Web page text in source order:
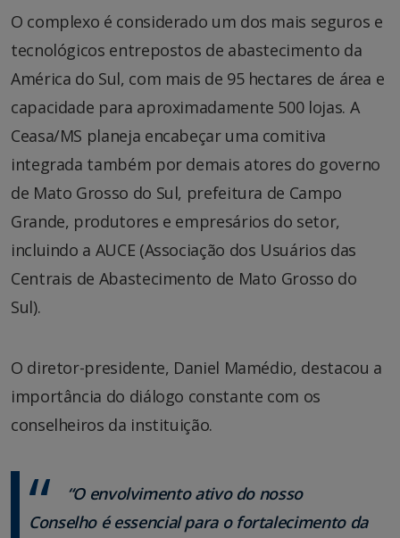
O complexo é considerado um dos mais seguros e
tecnológicos entrepostos de abastecimento da
América do Sul, com mais de 95 hectares de área e
capacidade para aproximadamente 500 lojas. A
Ceasa/MS planeja encabeçar uma comitiva
integrada também por demais atores do governo
de Mato Grosso do Sul, prefeitura de Campo
Grande, produtores e empresários do setor,
incluindo a AUCE (Associação dos Usuários das
Centrais de Abastecimento de Mato Grosso do
Sul).
O diretor-presidente, Daniel Mamédio, destacou a
importância do diálogo constante com os
conselheiros da instituição.
“O envolvimento ativo do nosso
Conselho é essencial para o fortalecimento da